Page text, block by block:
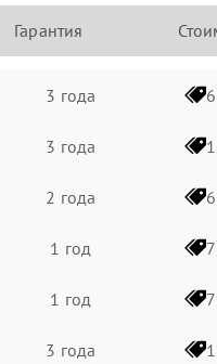
Гарантия
3 года
3 года
2 года
1 год
1 год
3 года